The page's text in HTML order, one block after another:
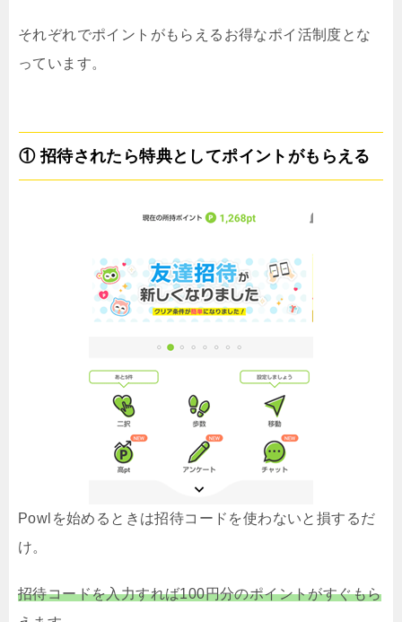
それぞれでポイントがもらえるお得なポイ活制度とな
っています。
① 招待されたら特典としてポイントがもらえる
Powlを始めるときは招待コードを使わないと損するだ
け。
招待コードを入力すれば100円分のポイントがすぐもら